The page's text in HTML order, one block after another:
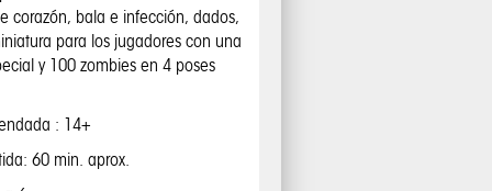
corazón, bala e infección, dados,
para los jugadores con una
y 100 zombies en 4 poses
: 14+
60 min. aprox.